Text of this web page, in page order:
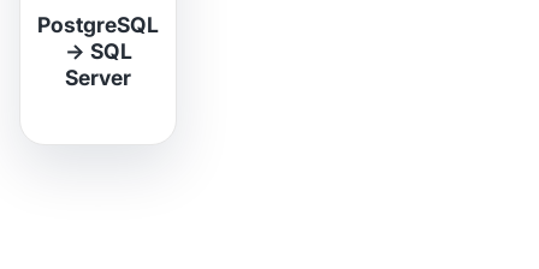
PostgreSQL
→ SQL
Server